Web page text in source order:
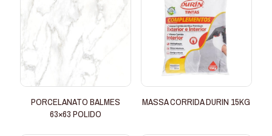
PORCELANATO BALMES
63×63 POLIDO
MASSA CORRIDA DURIN 15KG